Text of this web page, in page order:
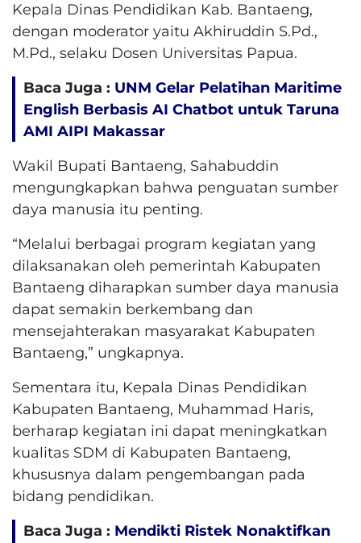
Kepala Dinas Pendidikan Kab. Bantaeng,
dengan moderator yaitu Akhiruddin S.Pd.,
M.Pd., selaku Dosen Universitas Papua.
Baca Juga : UNM Gelar Pelatihan Maritime
English Berbasis AI Chatbot untuk Taruna
AMI AIPI Makassar
Wakil Bupati Bantaeng, Sahabuddin
mengungkapkan bahwa penguatan sumber
daya manusia itu penting.
“Melalui berbagai program kegiatan yang
dilaksanakan oleh pemerintah Kabupaten
Bantaeng diharapkan sumber daya manusia
dapat semakin berkembang dan
mensejahterakan masyarakat Kabupaten
Bantaeng,” ungkapnya.
Sementara itu, Kepala Dinas Pendidikan
Kabupaten Bantaeng, Muhammad Haris,
berharap kegiatan ini dapat meningkatkan
kualitas SDM di Kabupaten Bantaeng,
khususnya dalam pengembangan pada
bidang pendidikan.
Baca Juga : Mendikti Ristek Nonaktifkan